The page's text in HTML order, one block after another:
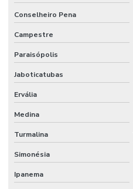
Conselheiro Pena
Campestre
Paraisópolis
Jaboticatubas
Ervália
Medina
Turmalina
Simonésia
Ipanema